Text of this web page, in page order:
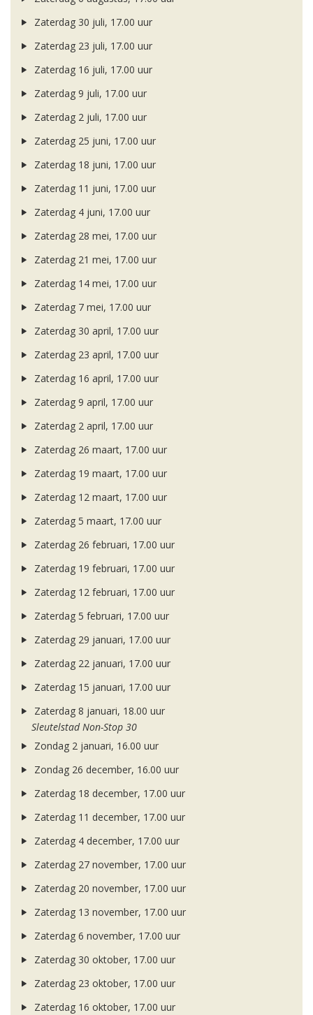
Zaterdag 30 juli, 17.00 uur
Zaterdag 23 juli, 17.00 uur
Zaterdag 16 juli, 17.00 uur
Zaterdag 9 juli, 17.00 uur
Zaterdag 2 juli, 17.00 uur
Zaterdag 25 juni, 17.00 uur
Zaterdag 18 juni, 17.00 uur
Zaterdag 11 juni, 17.00 uur
Zaterdag 4 juni, 17.00 uur
Zaterdag 28 mei, 17.00 uur
Zaterdag 21 mei, 17.00 uur
Zaterdag 14 mei, 17.00 uur
Zaterdag 7 mei, 17.00 uur
Zaterdag 30 april, 17.00 uur
Zaterdag 23 april, 17.00 uur
Zaterdag 16 april, 17.00 uur
Zaterdag 9 april, 17.00 uur
Zaterdag 2 april, 17.00 uur
Zaterdag 26 maart, 17.00 uur
Zaterdag 19 maart, 17.00 uur
Zaterdag 12 maart, 17.00 uur
Zaterdag 5 maart, 17.00 uur
Zaterdag 26 februari, 17.00 uur
Zaterdag 19 februari, 17.00 uur
Zaterdag 12 februari, 17.00 uur
Zaterdag 5 februari, 17.00 uur
Zaterdag 29 januari, 17.00 uur
Zaterdag 22 januari, 17.00 uur
Zaterdag 15 januari, 17.00 uur
Zaterdag 8 januari, 18.00 uur
Sleutelstad Non-Stop 30
Zondag 2 januari, 16.00 uur
Zondag 26 december, 16.00 uur
Zaterdag 18 december, 17.00 uur
Zaterdag 11 december, 17.00 uur
Zaterdag 4 december, 17.00 uur
Zaterdag 27 november, 17.00 uur
Zaterdag 20 november, 17.00 uur
Zaterdag 13 november, 17.00 uur
Zaterdag 6 november, 17.00 uur
Zaterdag 30 oktober, 17.00 uur
Zaterdag 23 oktober, 17.00 uur
Zaterdag 16 oktober, 17.00 uur